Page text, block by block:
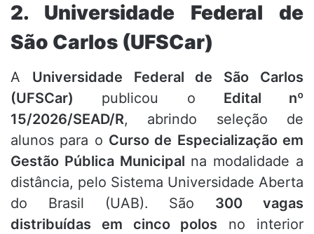
2. Universidade Federal de
São Carlos (UFSCar)
A Universidade Federal de São Carlos
(UFSCar) publicou o Edital nº
15/2026/SEAD/R, abrindo seleção de
alunos para o Curso de Especialização em
Gestão Pública Municipal na modalidade a
distância, pelo Sistema Universidade Aberta
do Brasil (UAB). São 300 vagas
distribuídas em cinco polos no interior